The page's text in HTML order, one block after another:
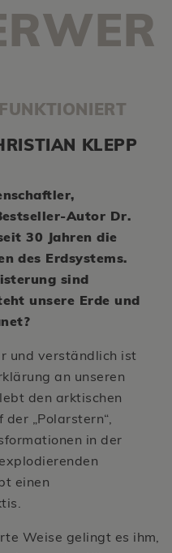
KLEPP
Autor Dr.
30 Jahren die
des Erdsystems.
sind
unsere Erde und
und verständlich ist
an unseren
den arktischen
„Polarstern“,
in der
einen
Weise gelingt es ihm,